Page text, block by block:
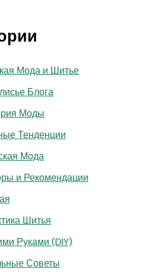
Мода и Шитье
Блога
Моды
Тенденции
Мода
и Рекомендации
Шитья
Руками (DIY)
Советы